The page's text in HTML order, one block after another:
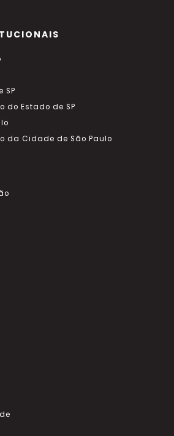
SP
do Estado de SP
da Cidade de São Paulo